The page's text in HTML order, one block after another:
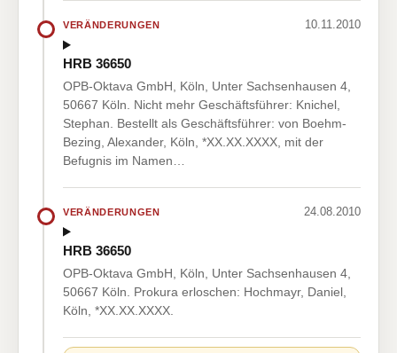
VERÄNDERUNGEN 10.11.2010
HRB 36650
OPB-Oktava GmbH, Köln, Unter Sachsenhausen 4,
50667 Köln. Nicht mehr Geschäftsführer: Knichel,
Stephan. Bestellt als Geschäftsführer: von Boehm-
Bezing, Alexander, Köln, *XX.XX.XXXX, mit der
Befugnis im Namen…
VERÄNDERUNGEN 24.08.2010
HRB 36650
OPB-Oktava GmbH, Köln, Unter Sachsenhausen 4,
50667 Köln. Prokura erloschen: Hochmayr, Daniel,
Köln, *XX.XX.XXXX.